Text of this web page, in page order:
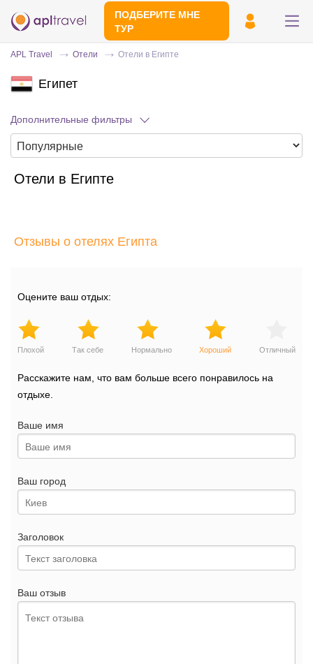
ПОДБЕРИТЕ МНЕ
ТУР
минут
APL Travel Отели Отели в Египте
Египет
Дополнительные фильтры
Отели в Египте
Отзывы о отелях Египта
Оцените ваш отдых:
Плохой Так себе Нормально Хороший Отличный
Расскажите нам, что вам больше всего понравилось на
отдыхе.
Ваше имя
Ваш город
Заголовок
Ваш отзыв